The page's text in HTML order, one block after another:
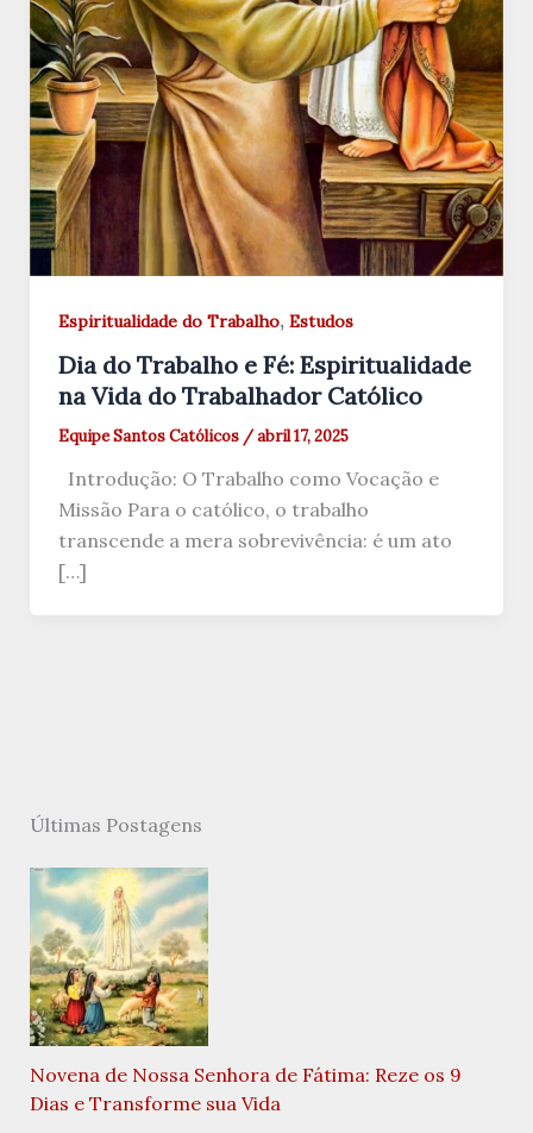
Espiritualidade do Trabalho, Estudos
Dia do Trabalho e Fé: Espiritualidade
na Vida do Trabalhador Católico
Equipe Santos Católicos /abril 17, 2025
Introdução: O Trabalho como Vocação e
Missão Para o católico, o trabalho
transcende a mera sobrevivência: é um ato
[…]
Últimas Postagens
Novena de Nossa Senhora de Fátima: Reze os 9
Dias e Transforme sua Vida